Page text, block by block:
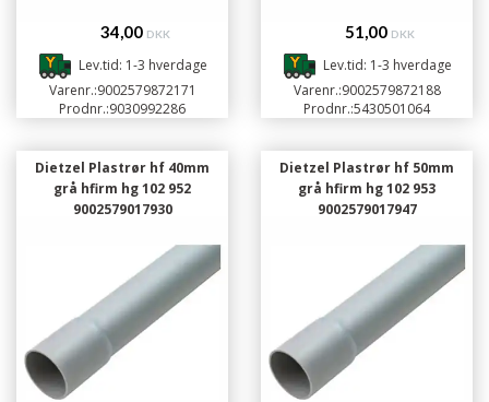
34,00 DKK
Lev.tid: 1-3 hverdage
Varenr.:9002579872171
Prodnr.:9030992286
51,00 DKK
Lev.tid: 1-3 hverdage
Varenr.:9002579872188
Prodnr.:5430501064
Dietzel Plastrør hf 40mm
grå hfirm hg 102 952
9002579017930
Dietzel Plastrør hf 50mm
grå hfirm hg 102 953
9002579017947